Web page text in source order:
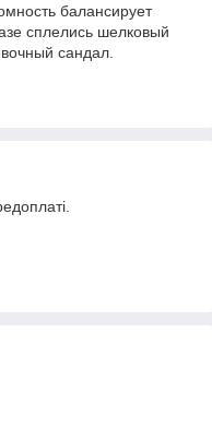
балансирует
сплелись шелковый
сандал.